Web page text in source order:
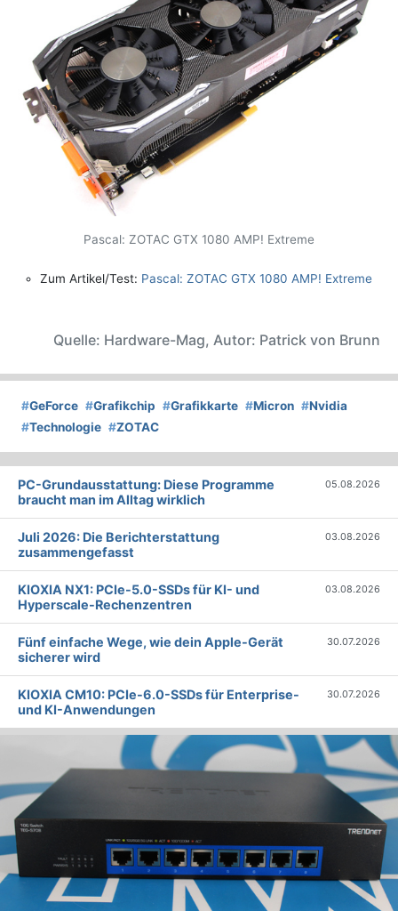
Pascal: ZOTAC GTX 1080 AMP! Extreme
Zum Artikel/Test: Pascal: ZOTAC GTX 1080 AMP! Extreme
Quelle: Hardware-Mag, Autor: Patrick von Brunn
#GeForce #Grafikchip #Grafikkarte #Micron #Nvidia
#Technologie #ZOTAC
PC-Grundausstattung: Diese Programme
braucht man im Alltag wirklich
05.08.2026
Juli 2026: Die Bericht­erstattung
zusammengefasst
03.08.2026
KIOXIA NX1: PCIe-5.0-SSDs für KI- und
Hyperscale-Rechenzentren
03.08.2026
Fünf einfache Wege, wie dein Apple-Gerät
sicherer wird
30.07.2026
KIOXIA CM10: PCIe-6.0-SSDs für Enterprise-
und KI-Anwendungen
30.07.2026